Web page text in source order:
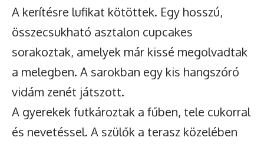
A kerítésre lufikat kötöttek. Egy hosszú,
összecsukható asztalon cupcakes
sorakoztak, amelyek már kissé megolvadtak
a melegben. A sarokban egy kis hangszóró
vidám zenét játszott.
A gyerekek futkároztak a fűben, tele cukorral
és nevetéssel. A szülők a terasz közelében